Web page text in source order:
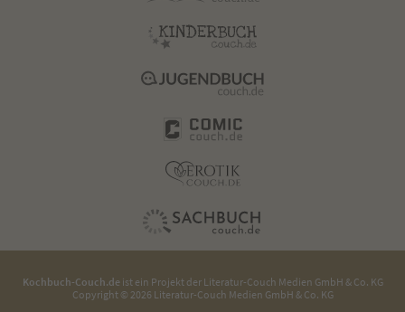
Kochbuch-Couch.deist ein Projekt der Literatur-Couch Medien GmbH & Co. KG
Copyright © 2026 Literatur-Couch Medien GmbH & Co. KG